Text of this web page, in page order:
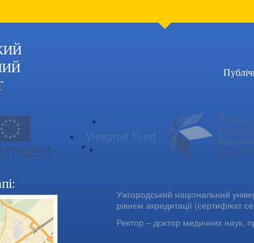
Ужгородський національний
рівнем акредитації (сертифікат
Ректор – доктор медичних наук,